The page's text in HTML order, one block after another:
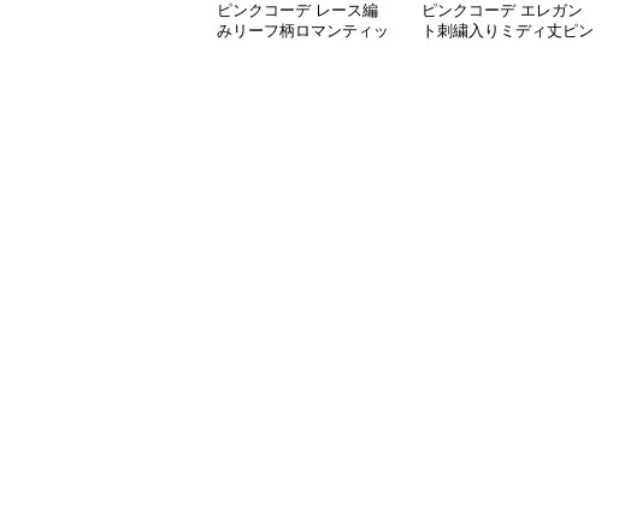
ピンクコーデ レース編
みリーフ柄ロマンティッ
ピンクコーデ エレガン
ト刺繍入りミディ丈ピン